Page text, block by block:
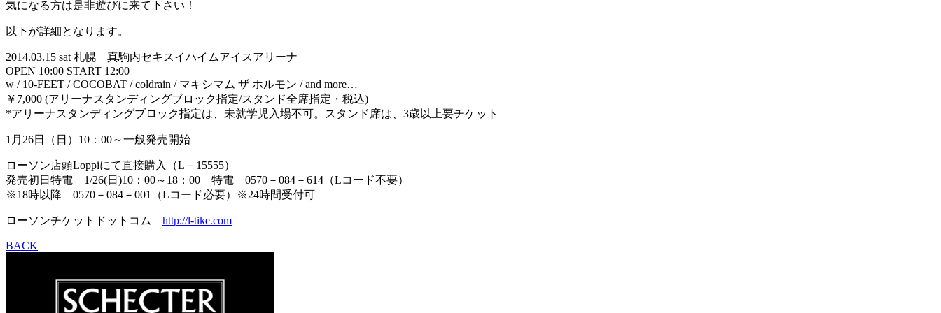
気になる方は是非遊びに来て下さい！
以下が詳細となります。
2014.03.15 sat 札幌 真駒内セキスイハイムアイスアリーナ
OPEN 10:00 START 12:00
w / 10-FEET / COCOBAT / coldrain / マキシマム ザ ホルモン / and more…
￥7,000 (アリーナスタンディングブロック指定/スタンド全席指定・税込)
*アリーナスタンディングブロック指定は、未就学児入場不可。スタンド席は、3歳以上要チケット
1月26日（日）10：00～一般発売開始
ローソン店頭Loppiにて直接購入（L－15555）
発売初日特電 1/26(日)10：00～18：00 特電 0570－084－614（Lコード不要）
※18時以降 0570－084－001（Lコード必要）※24時間受付可
ローソンチケットドットコム http://l-tike.com
BACK